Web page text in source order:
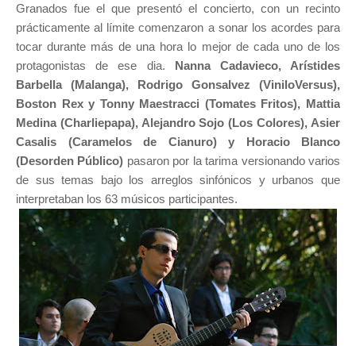
Granados fue el que presentó el concierto, con un recinto
prácticamente al límite comenzaron a sonar los acordes para
tocar durante más de una hora lo mejor de cada uno de los
protagonistas de ese dia. Nanna Cadavieco, Arístides
Barbella (Malanga), Rodrigo Gonsalvez (ViniloVersus),
Boston Rex y Tonny Maestracci (Tomates Fritos), Mattia
Medina (Charliepapa), Alejandro Sojo (Los Colores), Asier
Casalis (Caramelos de Cianuro) y Horacio Blanco
(Desorden Público) pasaron por la tarima versionando varios
de sus temas bajo los arreglos sinfónicos y urbanos que
interpretaban los 63 músicos participantes.